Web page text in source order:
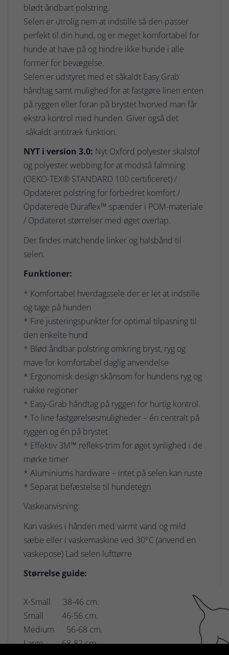
blødt åndbart polstring.
Selen er utrolig nem at indstille så den passer
perfekt til din hund, og er meget komfortabel for
hunde at have på og hindre ikke hunde i alle
former for bevægelse.
Selen er udstyret med et såkaldt Easy Grab
håndtag samt mulighed for at fastgøre linen enten
på ryggen eller foran på brystet hvorved man får
ekstra kontrol med hunden. Giver også det
såkaldt antitræk funktion.
NYT i version 3.0: Nyt Oxford polyester skalstof
og polyester webbing for at modstå falmning
(OEKO-TEX® STANDARD 100 certificeret) /
Opdateret polstring for forbedret komfort /
Opdaterede Duraflex™ spænder i POM-materiale
/ Opdateret størrelser med øget overlap.
Der findes matchende linker og halsbånd til
selen.
Funktioner:
* Komfortabel hverdagssele der er let at indstille
og tage på hunden
* Fire justeringspunkter for optimal tilpasning til
den enkelte hund
* Blød åndbar polstring omkring bryst, ryg og
mave for komfortabel daglig anvendelse
* Ergonomisk design skånsom for hundens ryg og
nakke regioner
* Easy-Grab håndtag på ryggen for hurtig kontrol.
* To line fastgørelsesmuligheder – én centralt på
ryggen og én på brystet
* Effektiv 3M™ refleks-trim for øget synlighed i de
mørke timer
* Aluminiums hardware – intet på selen kan ruste
* Separat befæstelse til hundetegn
Vaskeanvisning:
Kan vaskes i hånden med varmt vand og mild
sæbe eller i vaskemaskine ved 30°C (anvend en
vaskepose) Lad selen lufttørre
Størrelse guide:
X-Small 38-46 cm.
Small 46-56 cm.
Medium 56-68 cm.
Large 68-82 cm.